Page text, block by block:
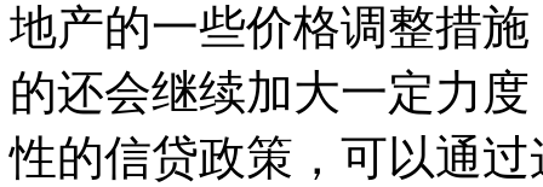
地产的一些价格调整措
的还会继续加大一定力
性的信贷政策，可以通